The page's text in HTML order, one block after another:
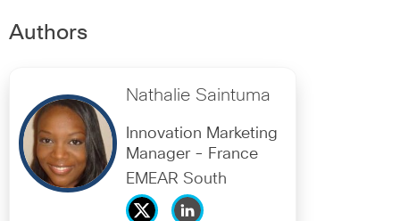
Authors
Nathalie Saintuma
Innovation Marketing
Manager - France
EMEAR South